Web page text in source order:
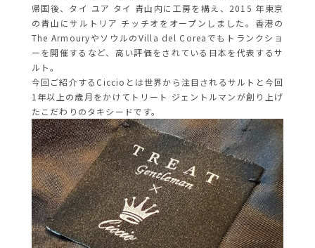
帰国後、タイ ユア タイ 青山内に工房を構え、2015 年東京
の青山にサルトリア チッチオをオープンしました。香港の
The ArmouryやソウルのVilla del Coreaでもトランクショ
ーを開催するなど、高い評価をされている日本を代表するサ
ルト。
今回ご紹介するCiccioとは世界から注目されるサルトと今回
1年以上の歳月をかけてトリート ジェントルマンが創り上げ
たこだわりのタキシードです。